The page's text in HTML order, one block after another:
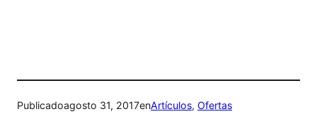
Publicadoagosto 31, 2017enArtículos, Ofertas